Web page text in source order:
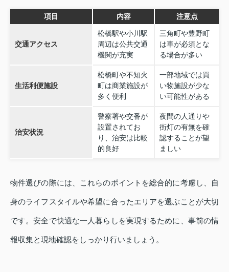
項目 内容 注意点
交通アクセス
松橋駅や小川駅
周辺は公共交通
機関が充実
三角町や豊野町
は車が必須とな
る場合が多い
生活利便施設
松橋町や不知火
町は商業施設が
多く便利
一部地域では買
い物施設が少な
い可能性がある
治安状況
警察署や交番が
設置されてお
り、治安は比較
的良好
夜間の人通りや
街灯の有無を確
認することが望
ましい
物件選びの際には、これらのポイントを総合的に考慮し、自
身のライフスタイルや希望に合ったエリアを選ぶことが大切
です。安全で快適な一人暮らしを実現するために、事前の情
報収集と現地確認をしっかり行いましょう。